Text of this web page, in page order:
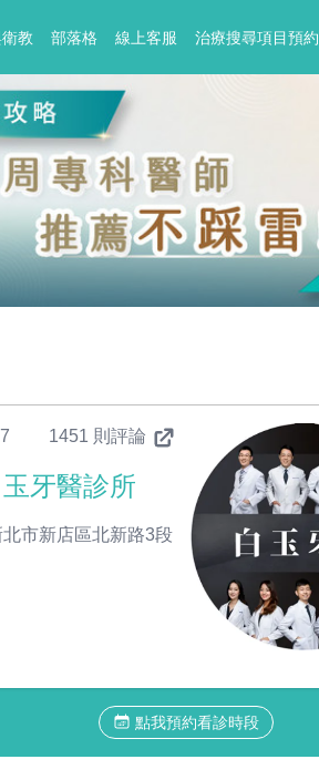
教 部落格 線上客服 治療搜尋項目預約
1451 則評論
牙醫診所
北市新店區北新路3段
點我預約看診時段